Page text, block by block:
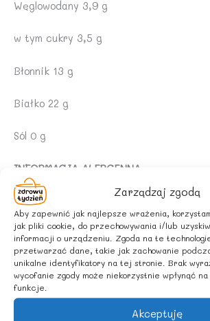
Zarządzaj zgodą
Aby zapewnić jak najlepsze wrażenia,
jak pliki cookie, do przechowywania i/lub
informacji o urządzeniu. Zgoda na te
przetwarzać dane, takie jak zachowanie
unikalne identyfikatory na tej stronie. Brak
wycofanie zgody może niekorzystnie wpłynąć
funkcje.
Akceptuję
Węglowodany 3,9 g
w tym cukry 3,5 g
Błonnik 13 g
Białko 22 g
Sól 0 g
INFORMACJA ALERGENNA
Produkt może zawierać:
ZBOŻA
ORZESZKI ZIEMNE, INNE ORZECHY,
SOJĘ.
ZALECANE WARUNKI
Przechowywać w suchym i chłodnym